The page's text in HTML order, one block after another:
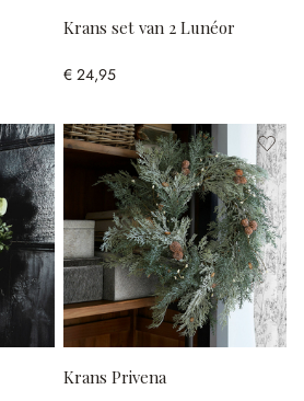
Krans set van 2 Lunéor
€ 24,95
Krans Privena